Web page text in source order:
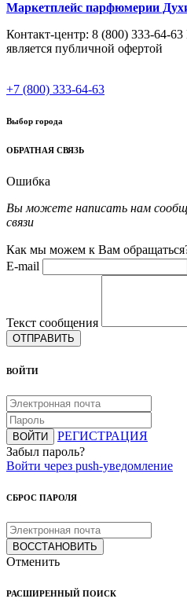
Маркетплейс парфюмерии
Контакт-центр: 8 (800) 333-64-
является публичной офертой
+7 (800) 333-64-63
Выбор города
ОБРАТНАЯ СВЯЗЬ
Ошибка
Вы можете написать нам
связи
Как мы можем к Вам
E-mail
Текст сообщения
ОТПРАВИТЬ
ВОЙТИ
ВОЙТИ
РЕГИСТРАЦИЯ
Забыл пароль?
Войти через push-уведомление
СБРОС ПАРОЛЯ
ВОССТАНОВИТЬ
Отменить
РАСШИРЕННЫЙ ПОИСК